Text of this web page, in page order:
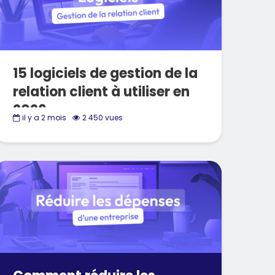
15 logiciels de gestion de la
relation client à utiliser en
2026
il y a 2 mois 2 450 vues